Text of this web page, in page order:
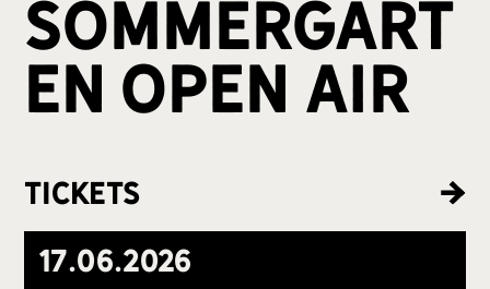
Sommergart
en Open Air
Tickets
17.06.2026